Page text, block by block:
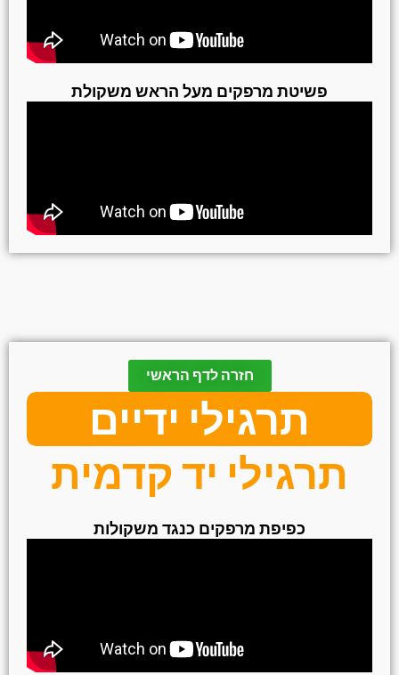
פשיטת מרפקים מעל הראש משקולת
חזרה לדף הראשי
תרגילי ידיים
תרגילי יד קדמית
כפיפת מרפקים כנגד משקולות